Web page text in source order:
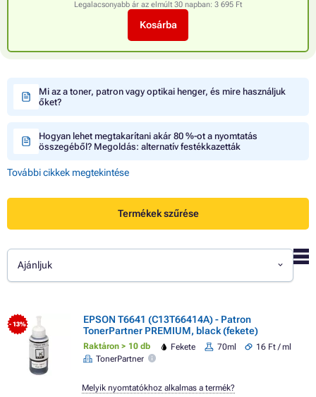
Legalacsonyabb ár az elmúlt 30 napban: 3 695 Ft
Kosárba
Mi az a toner, patron vagy optikai henger, és mire használjuk
őket?
Hogyan lehet megtakarítani akár 80 %-ot a nyomtatás
összegéből? Megoldás: alternatív festékkazetták
További cikkek megtekintése
Termékek szűrése
Ajánljuk
- 13%
EPSON T6641 (C13T66414A) - Patron
TonerPartner PREMIUM, black (fekete)
Raktáron > 10 db Fekete 70ml
16 Ft / ml
TonerPartner
Melyik nyomtatókhoz alkalmas a termék?